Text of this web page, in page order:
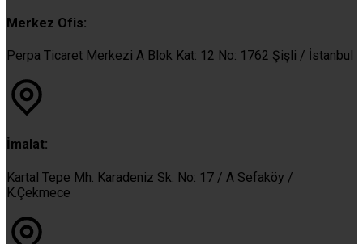
Merkez Ofis:
Perpa Ticaret Merkezi A Blok Kat: 12 No: 1762 Şişli / İstanbul
İmalat:
Kartal Tepe Mh. Karadeniz Sk. No: 17 / A Sefaköy /
K.Çekmece